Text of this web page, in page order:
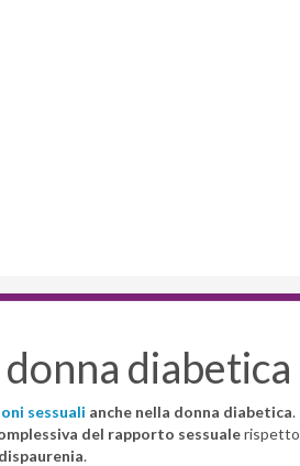
diabetica
sessuali anche nella donna diabetica.
del rapporto sessualerispetto
.